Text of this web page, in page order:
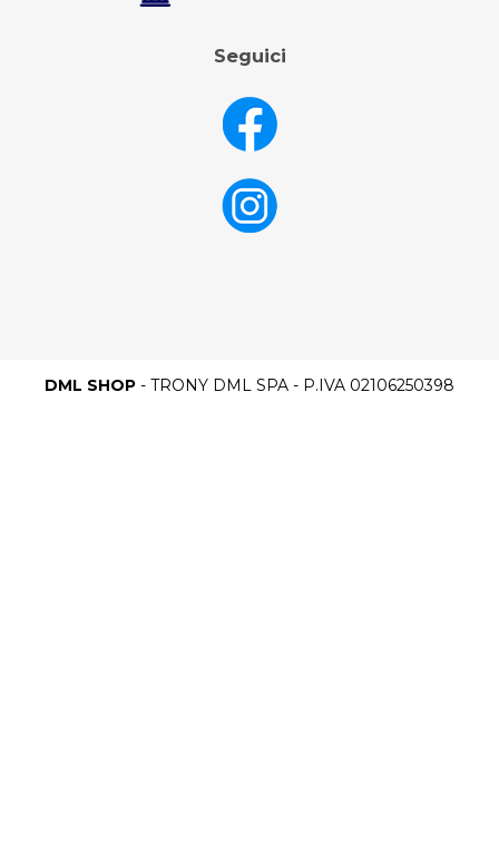
Seguici
DML SHOP - TRONY DML SPA - P.IVA 02106250398